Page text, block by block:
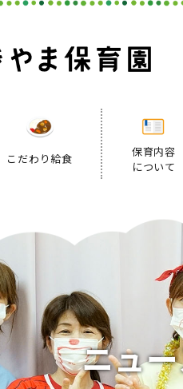
こだわり給食
保育内容
について
デイリープログ
ニュー